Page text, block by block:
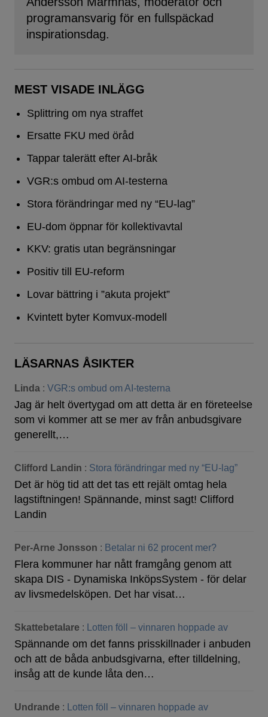
programansvarig för en fullspäckad
inspirationsdag.
MEST VISADE INLÄGG
Splittring om nya straffet
Ersatte FKU med öråd
Tappar talerätt efter AI-bråk
VGR:s ombud om AI-testerna
Stora förändringar med ny “EU-lag”
EU-dom öppnar för kollektivavtal
KKV: gratis utan begränsningar
Positiv till EU-reform
Lovar bättring i ”akuta projekt”
Kvintett byter Komvux-modell
LÄSARNAS ÅSIKTER
Linda : VGR:s ombud om AI-testerna
Jag är helt övertygad om att detta är en företeelse
som vi kommer att se mer av från anbudsgivare
generellt,…
Clifford Landin : Stora förändringar med ny “EU-lag”
Det är hög tid att det tas ett rejält omtag hela
lagstiftningen! Spännande, minst sagt! Clifford
Landin
Per-Arne Jonsson : Betalar ni 62 procent mer?
Flera kommuner har nått framgång genom att
skapa DIS - Dynamiska InköpsSystem - för delar
av livsmedelsköpen. Det har visat…
Skattebetalare : Lotten föll – vinnaren hoppade av
Spännande om det fanns prisskillnader i anbuden
och att de båda anbudsgivarna, efter tilldelning,
insåg att de kunde låta den…
Undrande : Lotten föll – vinnaren hoppade av